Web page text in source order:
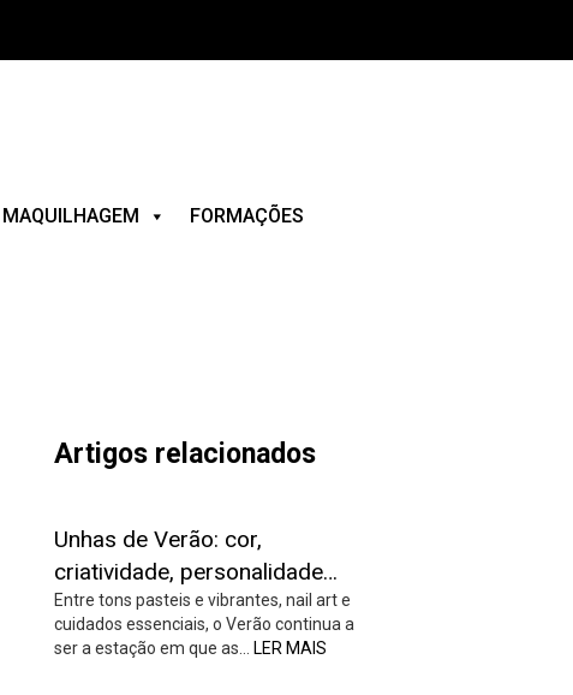
MAQUILHAGEM FORMAÇÕES
Artigos relacionados
Unhas de Verão: cor,
criatividade, personalidade…
Entre tons pasteis e vibrantes, nail art e
cuidados essenciais, o Verão continua a
ser a estação em que as…
LER MAIS